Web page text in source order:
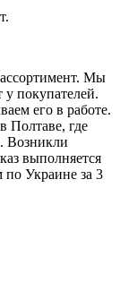
Мы
покупателей.
его в работе.
где
Возникли
выполняется
по Украине за 3